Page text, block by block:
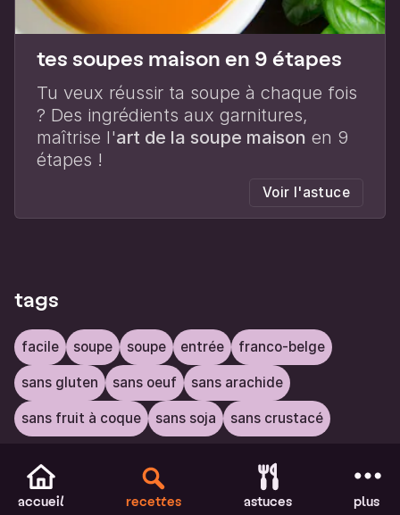
tes soupes maison en 9 étapes
Tu veux réussir ta soupe à chaque fois
? Des ingrédients aux garnitures,
maîtrise l'art de la soupe maison en 9
étapes !
Voir l'astuce
tags
facile soupe soupe entrée franco-belge
sans gluten sans oeuf sans arachide
sans fruit à coque sans soja sans crustacé
accueil recettes astuces plus